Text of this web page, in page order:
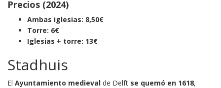
Precios (2024)
Ambas iglesias: 8,50€
Torre: 6€
Iglesias + torre: 13€
Stadhuis
El Ayuntamiento medieval de Delft se quemó en 1618,